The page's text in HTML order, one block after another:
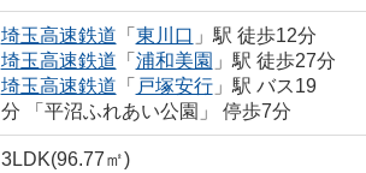
埼玉高速鉄道 「 東川口 」駅 徒歩12分
埼玉高速鉄道 「 浦和美園 」駅 徒歩27分
埼玉高速鉄道 「 戸塚安行」駅 バス19
分 「平沼ふれあい公園」 停歩7分
3LDK(96.77㎡)